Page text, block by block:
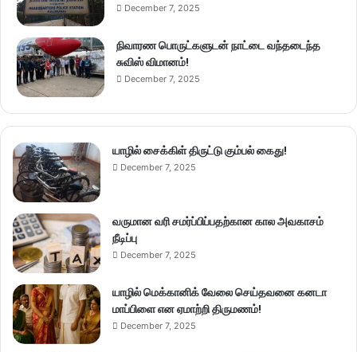
December 7, 2025
நிவாரண பொருட்களுடன் நாட்டை வந்தடைந்த
சுவிஸ் விமானம்!
December 7, 2025
யாழில் சைக்கிள் திருட்டு கும்பல் கைது!
December 7, 2025
வருமான வரி சமர்ப்பிப்பதற்கான கால அவகாசம்
நீடிப்பு
December 7, 2025
யாழில் மெக்கானிக் வேலை செய்தவனை கனடா
மாப்பிளை என ஏமாற்றி திருமணம்!
December 7, 2025